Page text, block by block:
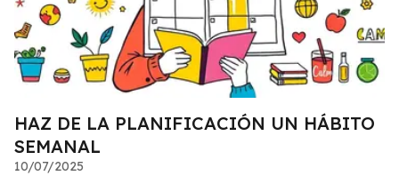
HAZ DE LA PLANIFICACIÓN UN HÁBITO
SEMANAL
10/07/2025